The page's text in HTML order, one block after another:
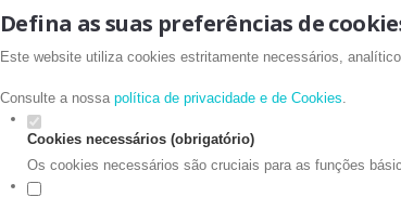
Defina as suas preferências de
Este website utiliza cookies estritamente necessários,
Consulte a nossa política de privacidade e de Cookies.
Cookies necessários (obrigatório)
Os cookies necessários são cruciais para as funções